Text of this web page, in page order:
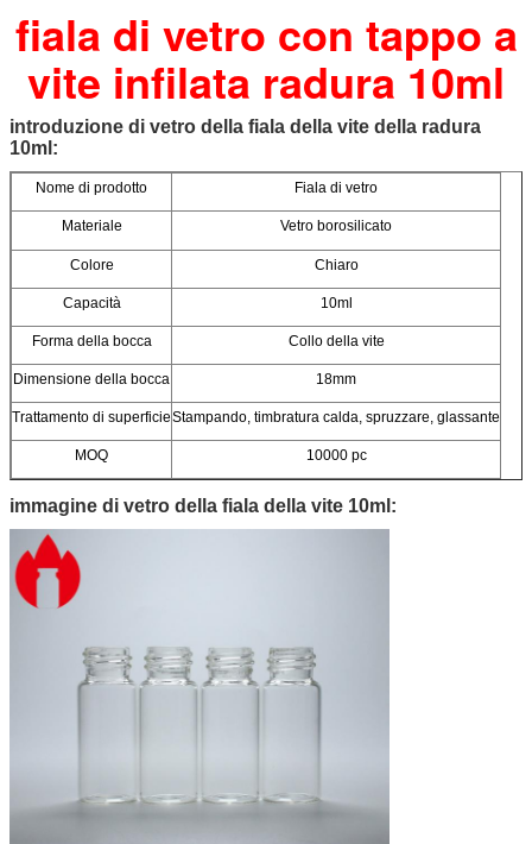
fiala di vetro con tappo a
vite infilata radura 10ml
introduzione di vetro della fiala della vite della radura
10ml:
Nome di prodotto Fiala di vetro
Materiale Vetro borosilicato
Colore Chiaro
Capacità 10ml
Forma della bocca Collo della vite
Dimensione della bocca 18mm
Trattamento di superficieStampando, timbratura calda, spruzzare, glassante
MOQ 10000 pc
immagine di vetro della fiala della vite 10ml: